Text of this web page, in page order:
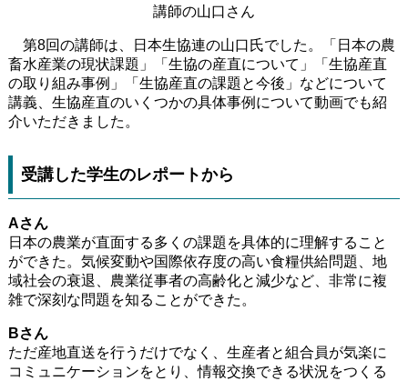
講師の山口さん
第8回の講師は、日本生協連の山口氏でした。「日本の農
畜水産業の現状課題」「生協の産直について」「生協産直
の取り組み事例」「生協産直の課題と今後」などについて
講義、生協産直のいくつかの具体事例について動画でも紹
介いただきました。
受講した学生のレポートから
Aさん
日本の農業が直面する多くの課題を具体的に理解すること
ができた。気候変動や国際依存度の高い食糧供給問題、地
域社会の衰退、農業従事者の高齢化と減少など、非常に複
雑で深刻な問題を知ることができた。
Bさん
ただ産地直送を行うだけでなく、生産者と組合員が気楽に
コミュニケーションをとり、情報交換できる状況をつくる